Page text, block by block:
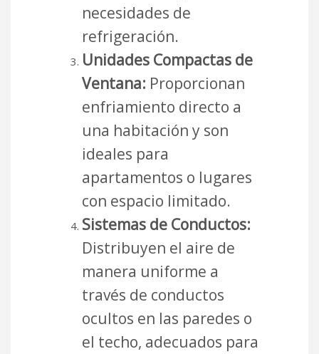
necesidades de
refrigeración.
Unidades Compactas de
Ventana: Proporcionan
enfriamiento directo a
una habitación y son
ideales para
apartamentos o lugares
con espacio limitado.
Sistemas de Conductos:
Distribuyen el aire de
manera uniforme a
través de conductos
ocultos en las paredes o
el techo, adecuados para